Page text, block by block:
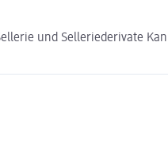
und Selleriederivate